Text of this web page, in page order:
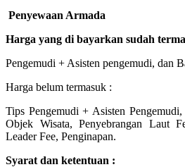
Penyewaan Armada
Harga yang di bayarkan sudah
Pengemudi + Asisten pengemudi, dan
Harga belum termasuk :
Tips Pengemudi + Asisten
Objek Wisata, Penyebrangan Laut
Leader Fee, Penginapan.
Syarat dan ketentuan :